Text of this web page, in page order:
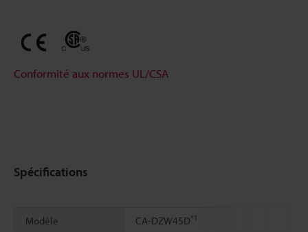
Conformité aux normes UL/CSA
Spécifications
Modèle CA-DZW45D*1